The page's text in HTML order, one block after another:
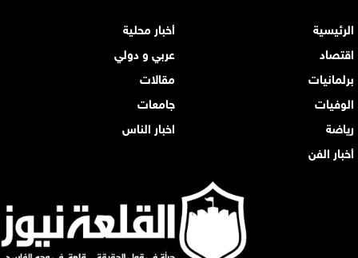
الرئيسية
أخبار محلية
اقتصاد
عربي و دولي
برلمانيات
مقالات
الوفيات
جامعات
رياضة
اخبار الناس
أخبار الفن